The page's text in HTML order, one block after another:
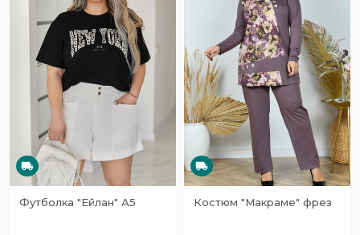
Футболка "Ейлан" А5 Костюм "Макраме" фрез